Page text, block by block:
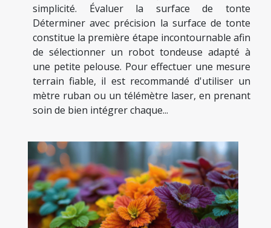
simplicité. Évaluer la surface de tonte
Déterminer avec précision la surface de tonte
constitue la première étape incontournable afin
de sélectionner un robot tondeuse adapté à
une petite pelouse. Pour effectuer une mesure
terrain fiable, il est recommandé d'utiliser un
mètre ruban ou un télémètre laser, en prenant
soin de bien intégrer chaque...